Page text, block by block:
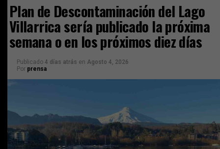
Plan de Descontaminación del Lago
Villarrica sería publicado la próxima
semana o en los próximos diez días
Publicado 4 días atrás en Agosto 4, 2026
Por prensa